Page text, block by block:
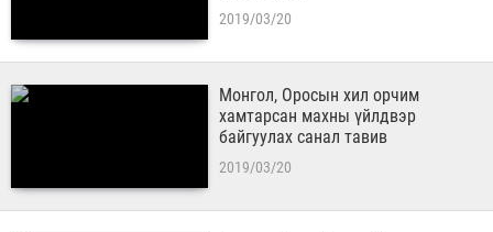
2019/03/20
Монгол, Оросын хил орчим
хамтарсан махны үйлдвэр
байгуулах санал тавив
2019/03/20